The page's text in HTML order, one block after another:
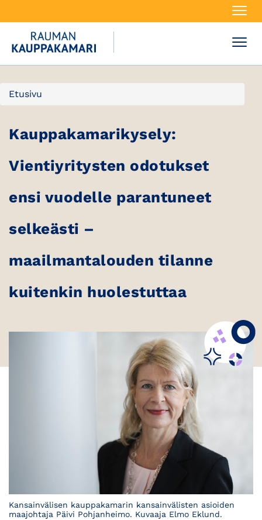
Etusivu
Kauppakamarikysely:
Vientiyritysten odotukset
ensi vuodelle parantuneet
selkeästi –
maailmantalouden tilanne
kuitenkin huolestuttaa
Kansainvälisen kauppakamarin kansainvälisten asioiden
maajohtaja Päivi Pohjanheimo. Kuvaaja Elmo Eklund.